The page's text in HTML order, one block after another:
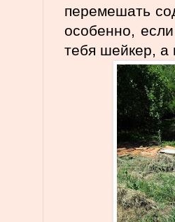
перемешать
особенно,
тебя шейкер, а